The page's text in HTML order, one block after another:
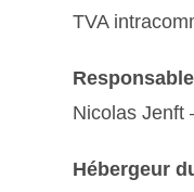
TVA
Nicolas Jenft
Hébergeur